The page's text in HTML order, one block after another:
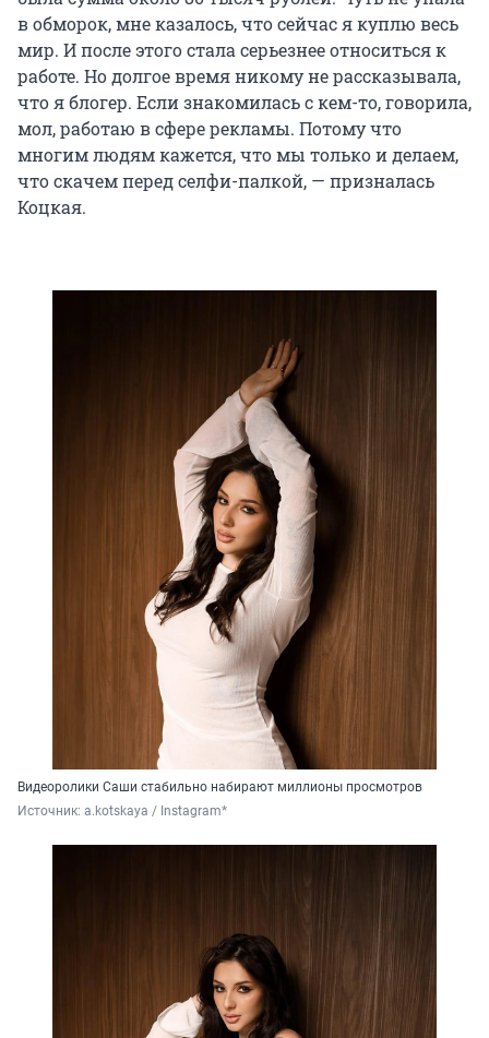
в обморок, мне казалось, что сейчас я куплю весь
мир. И после этого стала серьезнее относиться к
работе. Но долгое время никому не рассказывала,
что я блогер. Если знакомилась с кем-то, говорила,
мол, работаю в сфере рекламы. Потому что
многим людям кажется, что мы только и делаем,
что скачем перед селфи-палкой, — призналась
Коцкая.
Видеоролики Саши стабильно набирают миллионы просмотров
Источник: a.kotskaya / Instagram*